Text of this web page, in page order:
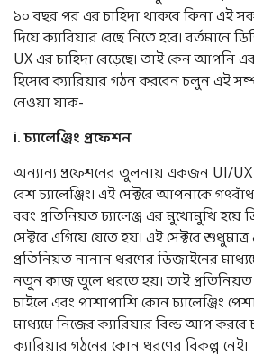
১০ বছর পর এর চাহিদা থাকবে কিনা এই
দিয়ে ক্যারিয়ার বেছে নিতে হবে। বর্তমানে
UX এর চাহিদা বেড়েছে। তাই কেন আপনি
হিসেবে ক্যারিয়ার গঠন করবেন চলুন এই
নেওয়া যাক-
i.চ্যালেঞ্জিং প্রফেশন
অন্যান্য প্রফেশনের তুলনায় একজন UI/UX
বেশ চ্যালেঞ্জিং। এই সেক্টরে আপনাকে
বরং প্রতিনিয়ত চ্যালেঞ্জ এর মুখোমুখি হয়ে
সেক্টরে এগিয়ে যেতে হয়। এই সেক্টরে
প্রতিনিয়ত নানান ধরণের ডিজাইনের
নতুন কাজ তুলে ধরতে হয়। তাই প্রতিনিয়ত
চাইলে এবং পাশাপাশি কোন চ্যালেঞ্জিং
মাধ্যমে নিজের ক্যারিয়ার বিল্ড আপ করবে
ক্যারিয়ার গঠনের কোন ধরণের বিকল্প নেই।